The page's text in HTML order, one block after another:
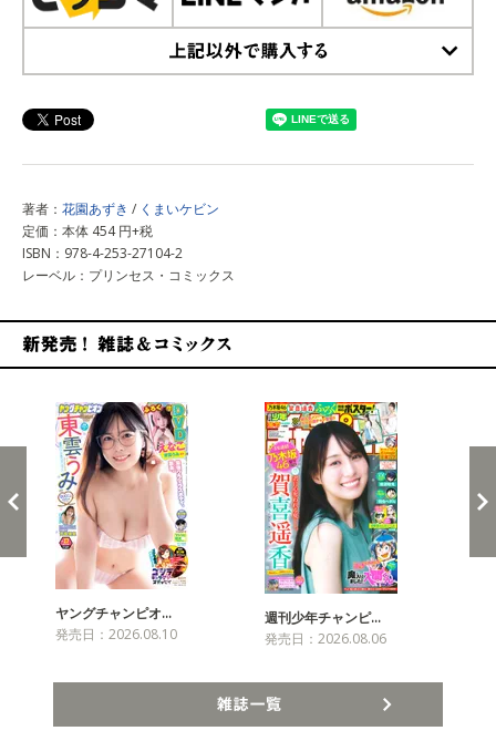
著者： 花園あずき / くまいケビン
定価：本体 454 円+税
ISBN：978-4-253-27104-2
レーベル：プリンセス・コミックス
ヤングチャンピオ…
発売日：2026.08.10
週刊少年チャンピ…
発売日：2026.08.06